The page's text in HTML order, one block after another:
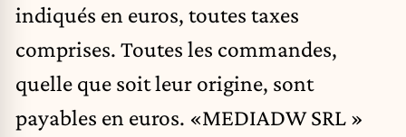
indiqués en euros, toutes taxes
comprises. Toutes les commandes,
quelle que soit leur origine, sont
payables en euros. «MEDIADW SRL »